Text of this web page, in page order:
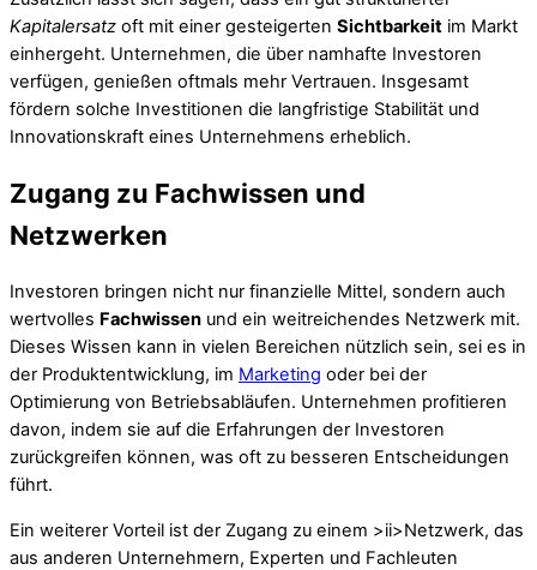
Kapitalersatz oft mit einer gesteigerten Sichtbarkeit im Markt
einhergeht. Unternehmen, die über namhafte Investoren
verfügen, genießen oftmals mehr Vertrauen. Insgesamt
fördern solche Investitionen die langfristige Stabilität und
Innovationskraft eines Unternehmens erheblich.
Zugang zu Fachwissen und
Netzwerken
Investoren bringen nicht nur finanzielle Mittel, sondern auch
wertvolles Fachwissen und ein weitreichendes Netzwerk mit.
Dieses Wissen kann in vielen Bereichen nützlich sein, sei es in
der Produktentwicklung, im Marketing oder bei der
Optimierung von Betriebsabläufen. Unternehmen profitieren
davon, indem sie auf die Erfahrungen der Investoren
zurückgreifen können, was oft zu besseren Entscheidungen
führt.
Ein weiterer Vorteil ist der Zugang zu einem >ii>Netzwerk, das
aus anderen Unternehmern, Experten und Fachleuten